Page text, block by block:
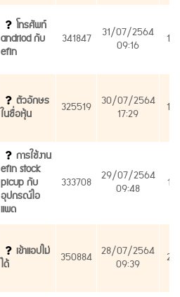
โทรศัพท์
andriod กับ
efin
341847 31/07/2564
09:16
ตัวอักษร
ในชื่อหุ้น 325519 30/07/2564
17:29
การใช้งาน
efin stock
picup กับ
อุปกรณ์ไอ
แพด
333708 29/07/2564
09:48
เข้าแอปไม่
ได้ 350884 28/07/2564
09:39